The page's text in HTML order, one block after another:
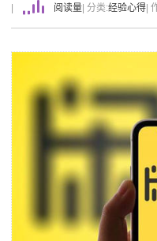
阅读量 | 分类:经验心得 |